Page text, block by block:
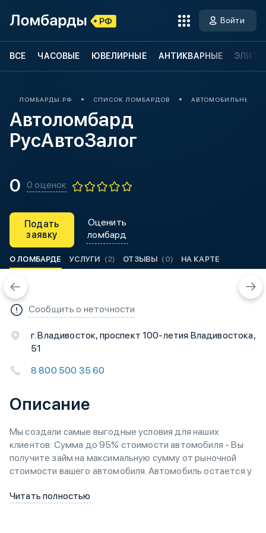
Войти
ВСЕ ЧАСОВЫЕ ЮВЕЛИРНЫЕ АНТИКВАРНЫЕ
ЛОМБАРДЫ.РФ СПИСОК ЛОМБАРДОВ АВТОМОБИЛЬНЫЕ
Автоломбард
РусАвтоЗалог
0 0 оценок
Подать
заявку
Оценить
ломбард
О ЛОМБАРДЕ УСЛУГИ (2) ОТЗЫВЫ (0) НА КАРТЕ
г. Владивосток, проспект 100-летия Владивостока,
51
8 800 500 35 60
Описание
Мы создали самые выгодные условия для наших
клиентов: Сумма до 95% стоимости автомобиля - Вы
получите займ на максимальную сумму от рыночной
стоимости вашего автомобиля. Автомобиль остается у
пользоваться автомобилем. Одобрение и под старые
Читать полностью
Сообщить о неточности